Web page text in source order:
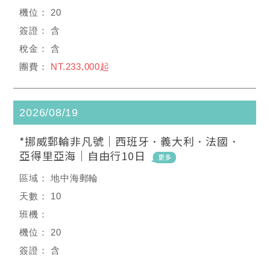
20
含
含
NT.233,000起
2026/08/19
*挪威郵輪非凡號｜西班牙．義大利．法國．
亞得里亞海｜自由行10日
地中海郵輪
10
20
含